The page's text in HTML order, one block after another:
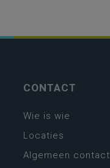
CONTACT
Wie is wie
Locaties
Algemeen contact